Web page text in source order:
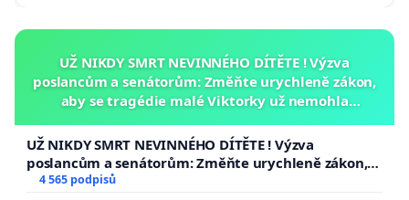
UŽ NIKDY SMRT NEVINNÉHO DÍTĚTE ! Výzva
poslancům a senátorům: Změňte urychleně zákon,
aby se tragédie malé Viktorky už nemohla
UŽ NIKDY SMRT NEVINNÉHO DÍTĚTE ! Výzva
poslancům a senátorům: Změňte urychleně zákon,
aby se tragédie malé Viktorky už nemohla opakovat!
4 565 podpisů